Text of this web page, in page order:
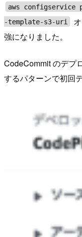
aws configservice
-template-s3-uri
強になりました。
CodeCommit のデプ
するパターンで初回